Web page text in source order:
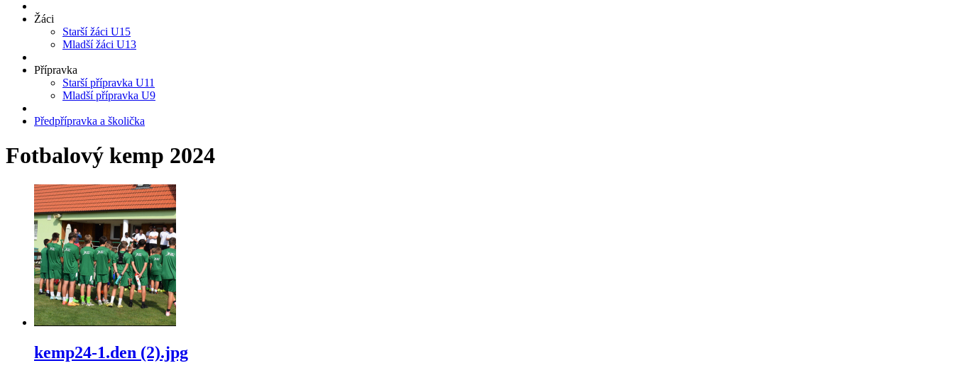
Žáci
Starší žáci U15
Mladší žáci U13
Přípravka
Starší přípravka U11
Mladší přípravka U9
Předpřípravka a školička
Fotbalový kemp 2024
kemp24-1.den (2).jpg